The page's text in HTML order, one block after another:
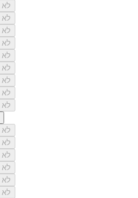
לא
לא
לא
לא
לא
לא
לא
לא
לא
לא
לא
לא
לא
לא
לא